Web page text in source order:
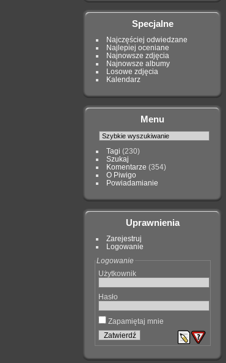
Specjalne
Najczęściej odwiedzane
Najlepiej oceniane
Najnowsze zdjęcia
Najnowsze albumy
Losowe zdjęcia
Kalendarz
Menu
Tagi (230)
Szukaj
Komentarze (354)
O Piwigo
Powiadamianie
Uprawnienia
Zarejestruj
Logowanie
Logowanie
Użytkownik
Hasło
Zapamiętaj mnie